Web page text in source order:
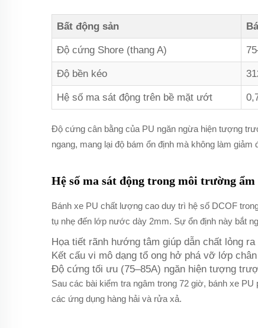
Bất động sản
Độ cứng Shore (thang A)
Độ bền kéo
Hệ số ma sát động trên bề mặt ướt
Độ cứng cân bằng của PU ngăn ngừa hiện tượng
ngang, mang lại độ bám ổn định mà không làm giảm
Hệ số ma sát động trong môi trường
Bánh xe PU chất lượng cao duy trì hệ số DCOF
tụ nhẹ đến lớp nước dày 2mm. Sự ổn định này bắt
Họa tiết rãnh hướng tâm giúp dẫn chất lỏng ra
Kết cấu vi mô dạng tổ ong hở phá vỡ lớp
Độ cứng tối ưu (75–85A) ngăn hiện tượng
Sau các bài kiểm tra ngâm trong 72 giờ, bánh xe
các ứng dụng hàng hải và rửa xả.